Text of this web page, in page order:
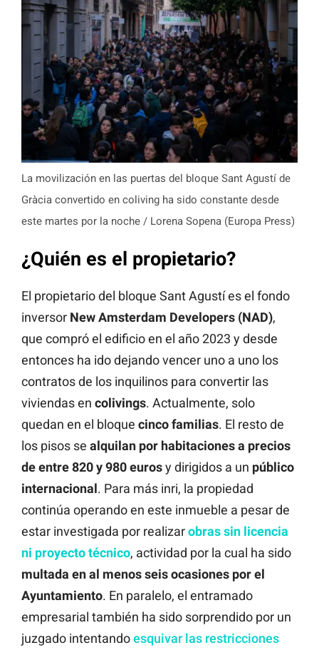
La movilización en las puertas del bloque Sant Agustí de
Gràcia convertido en coliving ha sido constante desde
este martes por la noche / Lorena Sopena (Europa Press)
¿Quién es el propietario?
El propietario del bloque Sant Agustí es el fondo
inversor New Amsterdam Developers (NAD),
que compró el edificio en el año 2023 y desde
entonces ha ido dejando vencer uno a uno los
contratos de los inquilinos para convertir las
viviendas en colivings. Actualmente, solo
quedan en el bloque cincofamilias. El resto de
los pisos se alquilan por habitaciones a precios
de entre 820 y 980 eurosy dirigidos a un público
internacional. Para más inri, la propiedad
continúa operando en este inmueble a pesar de
estar investigada por realizarobras sin licencia
ni proyecto técnico, actividad por la cual ha sido
multada en al menos seis ocasiones por el
Ayuntamiento. En paralelo, el entramado
empresarial también ha sido sorprendido por un
juzgado intentandoesquivar las restricciones